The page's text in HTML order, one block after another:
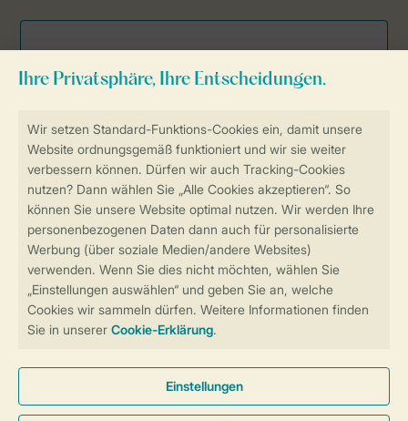
Sicherstellung Deiner Privatsphäre
Weitere Informationen und Einstellungen
Sicher und schnell zur Online-Buchung
Sichere Datenübertragung
Sicheres Bezahlen
Allgemeine Bedingungen Impressum